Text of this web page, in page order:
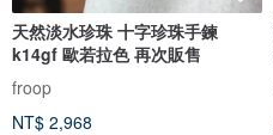
天然淡水珍珠 十字珍珠手鍊
k14gf 歐若拉色 再次販售
froop
NT$ 2,968